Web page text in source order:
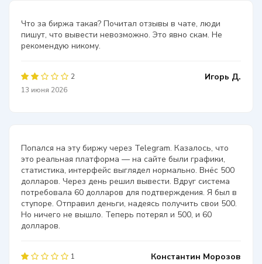
Что за биржа такая? Почитал отзывы в чате, люди
пишут, что вывести невозможно. Это явно скам. Не
рекомендую никому.
2
13 июня 2026
Игорь Д.
Попался на эту биржу через Telegram. Казалось, что
это реальная платформа — на сайте были графики,
статистика, интерфейс выглядел нормально. Внёс 500
долларов. Через день решил вывести. Вдруг система
потребовала 60 долларов для подтверждения. Я был в
ступоре. Отправил деньги, надеясь получить свои 500.
Но ничего не вышло. Теперь потерял и 500, и 60
долларов.
1
Константин Морозов